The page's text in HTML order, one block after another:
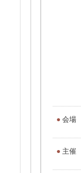
● 会場
● 主催